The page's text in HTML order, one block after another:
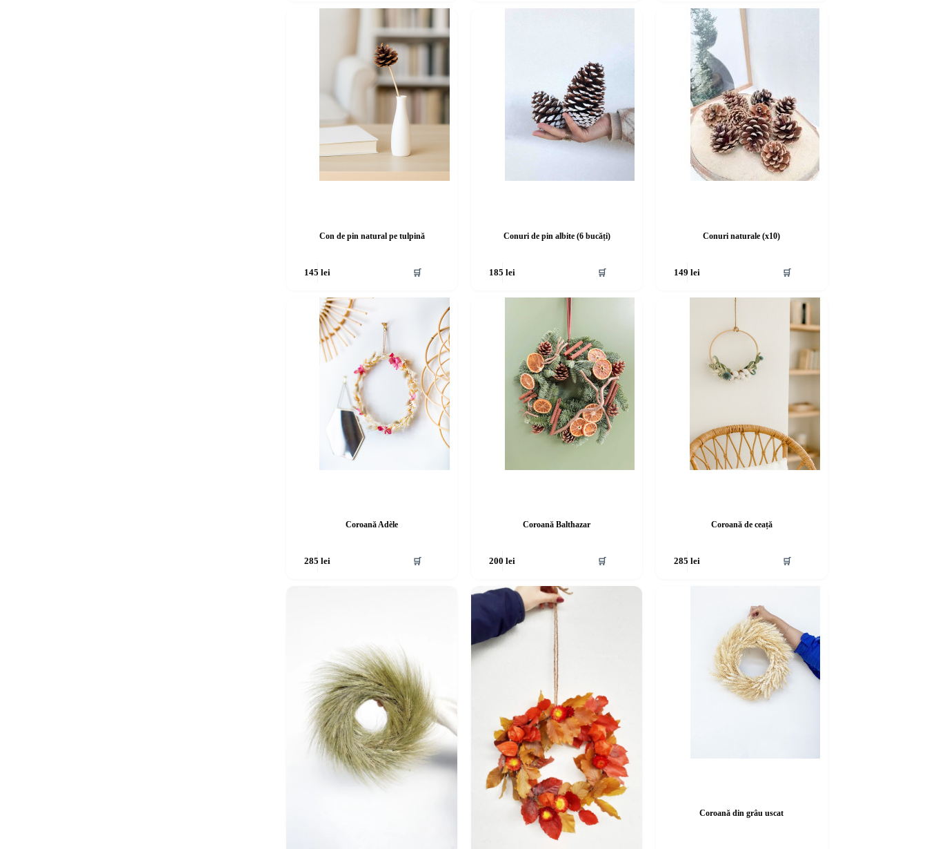
Con de pin natural pe tulpină
145 lei 🛒
Conuri de pin albite (6 bucăți)
185lei 🛒
Conuri naturale (x10)
149lei 🛒
Coroană Adèle
285 lei 🛒
Coroană Balthazar
200lei 🛒
Coroană de ceață
285lei 🛒
Coroană din grâu uscat